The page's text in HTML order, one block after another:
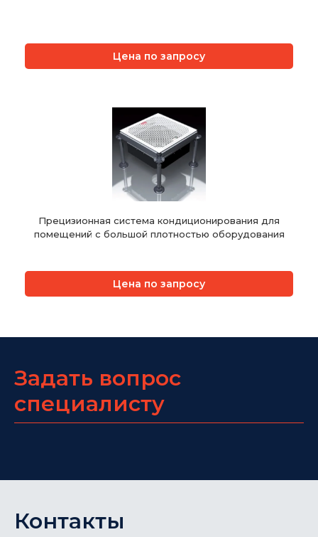
Цена по запросу
Прецизионная система кондиционирования для
помещений с большой плотностью оборудования
Цена по запросу
Задать вопрос
специалисту
Контакты